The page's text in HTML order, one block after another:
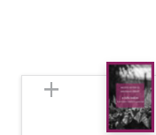
Otthon vagyok."